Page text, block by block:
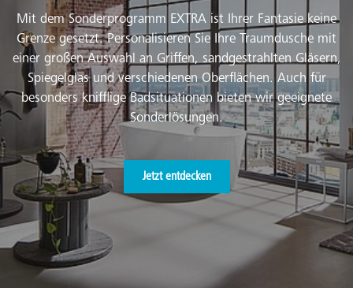
Mit dem Sonderprogramm EXTRA ist Ihrer Fantasie keine
Grenze gesetzt. Personalisieren Sie Ihre Traumdusche mit
einer großen Auswahl an Griffen, sandgestrahlten Gläsern,
Spiegelglas und verschiedenen Oberflächen. Auch für
besonders knifflige Badsituationen bieten wir geeignete
Sonderlösungen.
Jetzt entdecken